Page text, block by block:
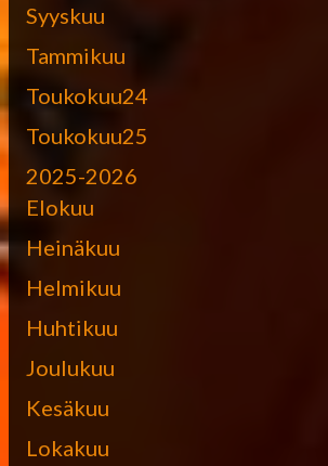
Syyskuu
Tammikuu
Toukokuu24
Toukokuu25
2025-2026
Elokuu
Heinäkuu
Helmikuu
Huhtikuu
Joulukuu
Kesäkuu
Lokakuu